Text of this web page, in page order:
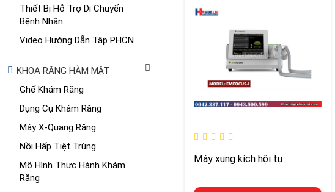
Thiết Bị Hỗ Trợ Di Chuyển
Bệnh Nhân
Video Hướng Dẫn Tập PHCN
KHOA RĂNG HÀM MẶT
Ghế Khám Răng
Dụng Cụ Khám Răng
Máy X-Quang Răng
Nồi Hấp Tiệt Trùng
Mô Hình Thực Hành Khám
Răng
Máy xung kích hội tụ